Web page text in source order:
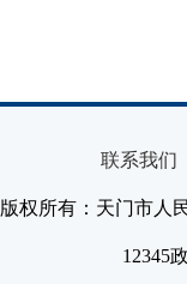
联系我们
版权所有：天门市
12345